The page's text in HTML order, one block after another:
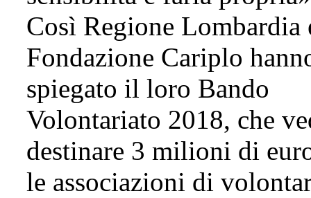
Così Regione Lombardia
Fondazione Cariplo
spiegato il loro Bando
Volontariato 2018, che
destinare 3 milioni di
le associazioni di